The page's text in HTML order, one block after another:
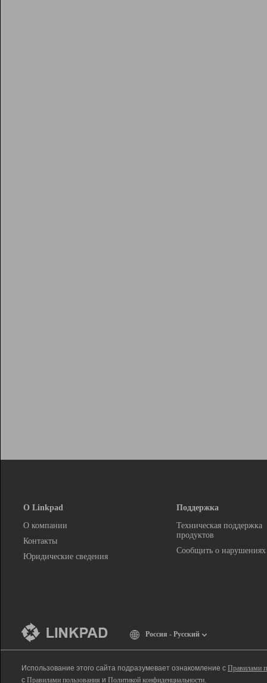
О Linkpad
О компании
Контакты
Юридические сведения
Поддержка
Техническая поддержка
продуктов
Сообщить о нарушениях
Россия - Русский
Использование этого сайта подразумевает ознакомление с Правилами
с Правилами пользования и Политикой конфиденциальности.